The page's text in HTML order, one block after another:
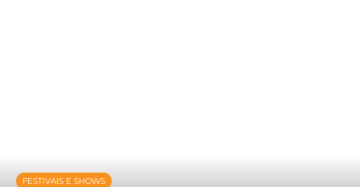
FESTIVAIS E SHOWS